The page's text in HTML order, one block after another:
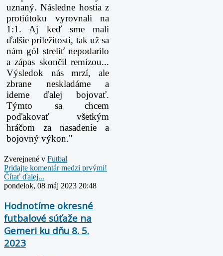
uznaný. Následne hostia z
protiútoku vyrovnali na
1:1. Aj keď sme mali
ďalšie príležitosti, tak už sa
nám gól streliť nepodarilo
a zápas skončil remízou...
Výsledok nás mrzí, ale
zbrane neskladáme a
ideme ďalej bojovať.
Týmto sa chcem
poďakovať všetkým
hráčom za nasadenie a
bojovný výkon."
Zverejnené v Futbal
Pridajte komentár medzi prvými!
Čítať ďalej...
pondelok, 08 máj 2023 20:48
Hodnotíme okresné
futbalové súťaže na
Gemeri ku dňu 8. 5.
2023